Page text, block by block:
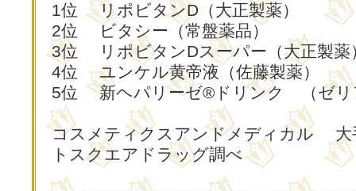
1位 リポビタンD（大正製薬）
2位 ビタシー（常盤薬品）
3位 リポビタンDスーパー（大正製薬
4位 ユンケル黄帝液（佐藤製薬）
5位 新ヘパリーゼ®ドリンク （ゼリ
コスメティクスアンドメディカル 大
トスクエアドラッグ調べ